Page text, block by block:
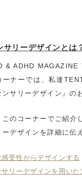
サリーデザインとは
& ADHD MAGAZINE
ーナーでは、私達
ンサリーデザイン』の
このコーナーでご紹介
ーデザインを詳細に伝
受性からデザインする
サリーデザインを用いた